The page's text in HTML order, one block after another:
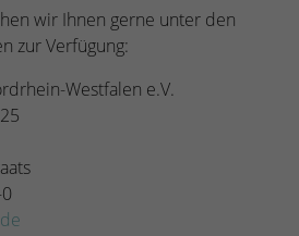
wir Ihnen gerne unter den
zur Verfügung:
Westfalen e.V.
wie es der Website geht. Die
Daten umfassen die Anzahl der
die Quelle, aus der sie
und die Seiten in anonymisierter
53600496-1
Analytics